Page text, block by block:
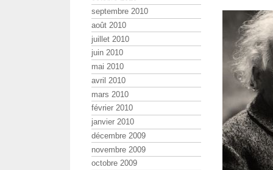
septembre 2010
août 2010
juillet 2010
juin 2010
mai 2010
avril 2010
mars 2010
février 2010
janvier 2010
décembre 2009
novembre 2009
octobre 2009